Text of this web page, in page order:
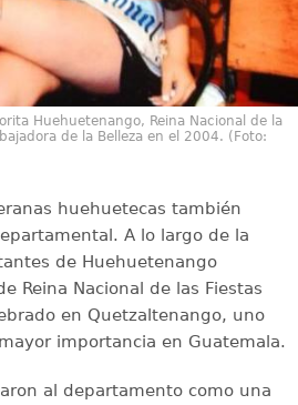
Huehuetenango, Reina Nacional de la
de la Belleza en el 2004. (Foto:
huehuetecas también
A lo largo de la
de Huehuetenango
Reina Nacional de las Fiestas
en Quetzaltenango, uno
importancia en Guatemala.
al departamento como una